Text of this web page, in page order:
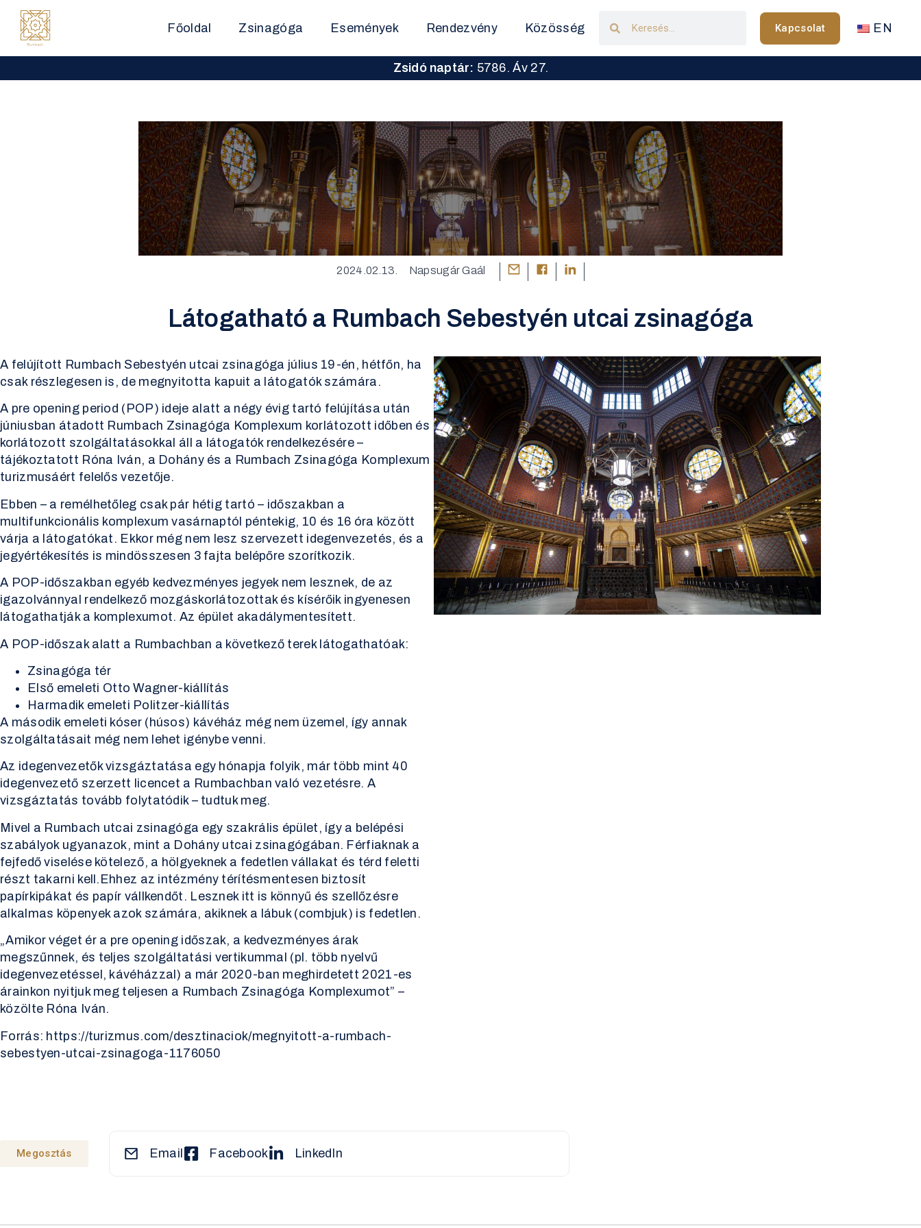
Főoldal Zsinagóga Események Rendezvény Közösség Kapcsolat EN
Zsidó naptár: 5786. Áv 27.
2024.02.13. Napsugár Gaál
Látogatható a Rumbach Sebestyén utcai zsinagóga
A felújított Rumbach Sebestyén utcai zsinagóga július 19-én, hétfőn, ha
csak részlegesen is, de megnyitotta kapuit a látogatók számára.
A pre opening period (POP) ideje alatt a négy évig tartó felújítása után
júniusban átadott Rumbach Zsinagóga Komplexum korlátozott időben és
korlátozott szolgáltatásokkal áll a látogatók rendelkezésére –
tájékoztatott Róna Iván, a Dohány és a Rumbach Zsinagóga Komplexum
turizmusáért felelős vezetője.
Ebben – a remélhetőleg csak pár hétig tartó – időszakban a
multifunkcionális komplexum vasárnaptól péntekig, 10 és 16 óra között
várja a látogatókat. Ekkor még nem lesz szervezett idegenvezetés, és a
jegyértékesítés is mindösszesen 3 fajta belépőre szorítkozik.
A POP-időszakban egyéb kedvezményes jegyek nem lesznek, de az
igazolvánnyal rendelkező mozgáskorlátozottak és kísérőik ingyenesen
látogathatják a komplexumot. Az épület akadálymentesített.
A POP-időszak alatt a Rumbachban a következő terek látogathatóak:
Zsinagóga tér
Első emeleti Otto Wagner-kiállítás
Harmadik emeleti Politzer-kiállítás
A második emeleti kóser (húsos) kávéház még nem üzemel, így annak
szolgáltatásait még nem lehet igénybe venni.
Az idegenvezetők vizsgáztatása egy hónapja folyik, már több mint 40
idegenvezető szerzett licencet a Rumbachban való vezetésre. A
vizsgáztatás tovább folytatódik – tudtuk meg.
Mivel a Rumbach utcai zsinagóga egy szakrális épület, így a belépési
szabályok ugyanazok, mint a Dohány utcai zsinagógában. Férfiaknak a
fejfedő viselése kötelező, a hölgyeknek a fedetlen vállakat és térd feletti
részt takarni kell.Ehhez az intézmény térítésmentesen biztosít
papírkipákat és papír vállkendőt. Lesznek itt is könnyű és szellőzésre
alkalmas köpenyek azok számára, akiknek a lábuk (combjuk) is fedetlen.
„Amikor véget ér a pre opening időszak, a kedvezményes árak
megszűnnek, és teljes szolgáltatási vertikummal (pl. több nyelvű
idegenvezetéssel, kávéházzal) a már 2020-ban meghirdetett 2021-es
árainkon nyitjuk meg teljesen a Rumbach Zsinagóga Komplexumot” –
közölte Róna Iván.
Forrás: https://turizmus.com/desztinaciok/megnyitott-a-rumbach-
sebestyen-utcai-zsinagoga-1176050
Megosztás Email Facebook LinkedIn